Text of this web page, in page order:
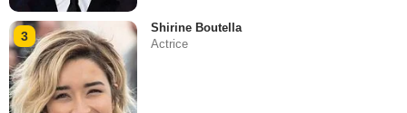
3
Shirine Boutella
Actrice